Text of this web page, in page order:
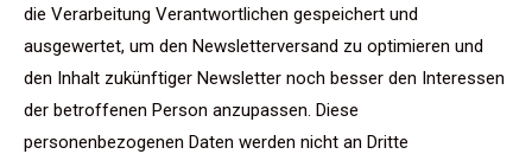
die Verarbeitung Verantwortlichen gespeichert und
ausgewertet, um den Newsletterversand zu optimieren und
den Inhalt zukünftiger Newsletter noch besser den Interessen
der betroffenen Person anzupassen. Diese
personenbezogenen Daten werden nicht an Dritte